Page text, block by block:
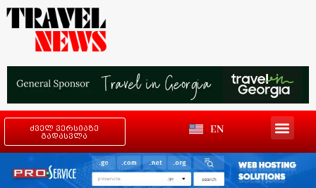
ძველ ვერსიაზე
გადასვლა
EN